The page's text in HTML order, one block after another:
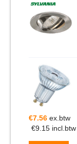
€7.56 ex.btw
€9.15 incl.btw